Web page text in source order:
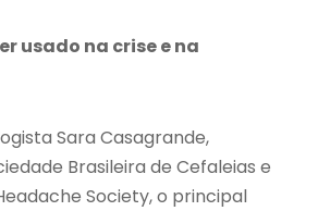
usado na crise e na
Sara Casagrande,
Brasileira de Cefaleias e
Society, o principal